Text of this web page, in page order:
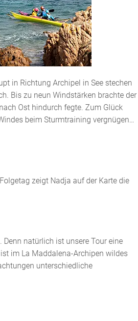
in Richtung Archipel in See stechen
Bis zu neun Windstärken brachte der
Ost hindurch fegte. Zum Glück
beim Sturmtraining vergnügen…
zeigt Nadja auf der Karte die
natürlich ist unsere Tour eine
im La Maddalena-Archipen wildes
unterschiedliche